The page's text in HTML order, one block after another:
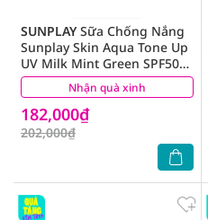
Nhận quà xinh
SUNPLAYSữa Chống Nắng
Sunplay Skin Aqua Tone Up
UV Milk Mint Green SPF50+
PA++++ Pure & Radiant Skin
Hiệu Chỉnh Sắc Da 50g
182,000₫
202,000₫
(40)